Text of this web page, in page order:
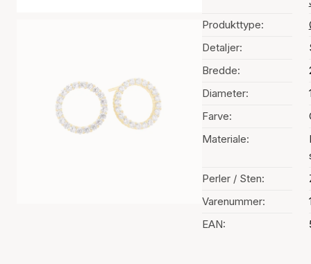
Produkttype:
Detaljer:
Bredde:
Diameter:
Farve:
Materiale:
Perler / Sten:
Varenummer:
EAN: